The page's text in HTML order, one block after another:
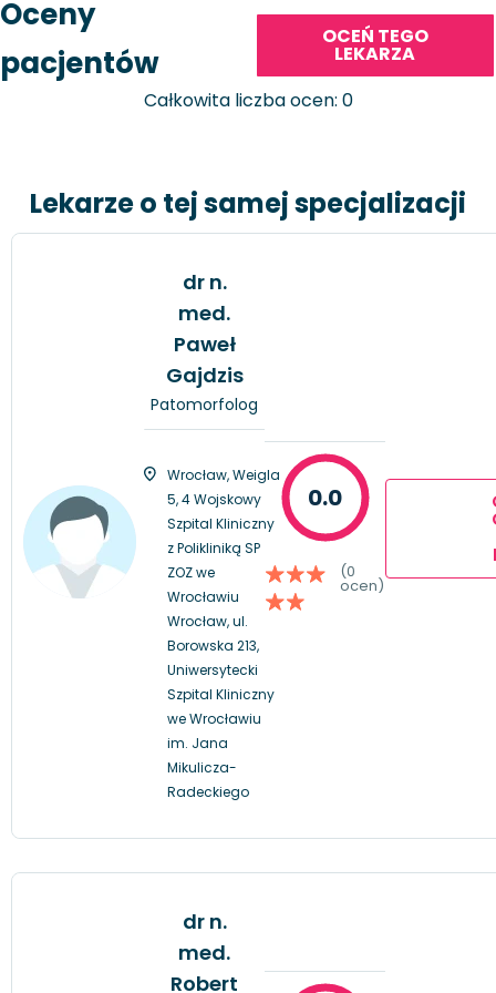
Oceny
pacjentów
OCEŃ TEGO
LEKARZA
Całkowita liczba ocen: 0
Lekarze o tej samej specjalizacji
dr n.
med.
Paweł
Gajdzis
Patomorfolog
Wrocław, Weigla
5, 4 Wojskowy
Szpital Kliniczny
z Polikliniką SP
ZOZ we
Wrocławiu
Wrocław, ul.
Borowska 213,
Uniwersytecki
Szpital Kliniczny
we Wrocławiu
im. Jana
Mikulicza-
Radeckiego
0.0
(0
ocen)
dr n.
med.
Robert